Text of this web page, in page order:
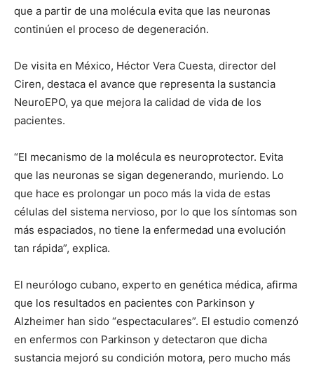
que a partir de una molécula evita que las neuronas
continúen el proceso de degeneración.
De visita en México, Héctor Vera Cuesta, director del
Ciren, destaca el avance que representa la sustancia
NeuroEPO, ya que mejora la calidad de vida de los
pacientes.
“El mecanismo de la molécula es neuroprotector. Evita
que las neuronas se sigan degenerando, muriendo. Lo
que hace es prolongar un poco más la vida de estas
células del sistema nervioso, por lo que los síntomas son
más espaciados, no tiene la enfermedad una evolución
tan rápida”, explica.
El neurólogo cubano, experto en genética médica, afirma
que los resultados en pacientes con Parkinson y
Alzheimer han sido “espectaculares”. El estudio comenzó
en enfermos con Parkinson y detectaron que dicha
sustancia mejoró su condición motora, pero mucho más